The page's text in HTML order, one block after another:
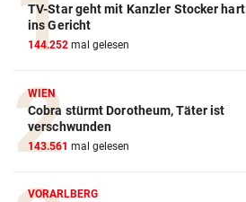
TV-Star geht mit Kanzler Stocker hart
ins Gericht
144.252 mal gelesen
WIEN
Cobra stürmt Dorotheum, Täter ist
verschwunden
143.561 mal gelesen
VORARLBERG